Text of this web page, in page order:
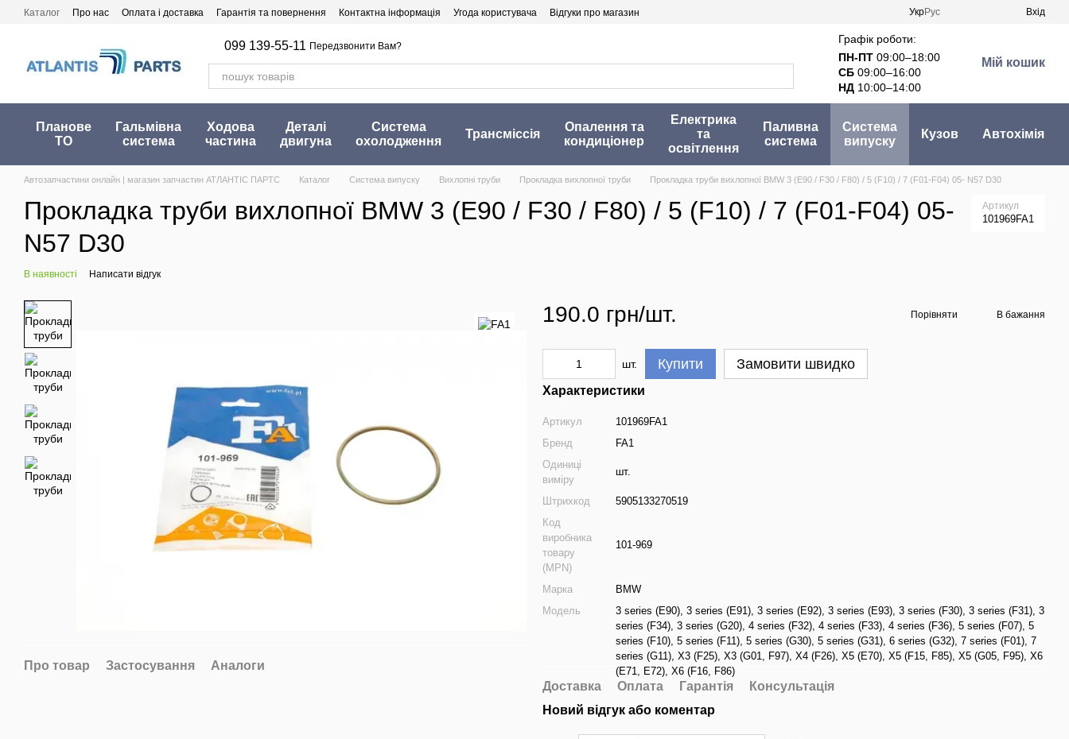
Перейти до основного контенту
Каталог Про нас Оплата і доставка Гарантія та повернення Контактна інформація Угода користувача Відгуки про магазин УкрРус Вхід
099 139-55-11 Передзвонити Вам?
Графік роботи:
ПН-ПТ 09:00–18:00
СБ 09:00–16:00
НД 10:00–14:00
Мій кошик
Планове
ТО
Гальмівна
система
Ходова
частина
Деталі
двигуна
Система
охолодження
Трансміссія
Опалення та
кондиціонер
Електрика
та
освітлення
Паливна
система
Система
випуску
Кузов Автохімія
Автозапчастини онлайн | магазин запчастин АТЛАНТІС ПАРТС Каталог Система випуску Вихлопні труби Прокладка вихлопної труби Прокладка труби вихлопної BMW 3 (E90 / F30 / F80) / 5 (F10) / 7 (F01-F04) 05- N57 D30
Прокладка труби вихлопної BMW 3 (E90 / F30 / F80) / 5 (F10) / 7 (F01-F04) 05-
N57 D30
Артикул
101969FA1
В наявності Написати відгук
Про товар Застосування Аналоги
190.0 грн/шт. Порівняти В бажання
шт. Купити Замовити швидко
Характеристики
Артикул
101969FA1
Бренд
FA1
Одиниці
виміру
шт.
Штрихкод
5905133270519
Код
виробника
товару
(MPN)
101-969
Марка
BMW
Модель
3 series (E90), 3 series (E91), 3 series (E92), 3 series (E93), 3 series (F30), 3 series (F31), 3
series (F34), 3 series (G20), 4 series (F32), 4 series (F33), 4 series (F36), 5 series (F07), 5
series (F10), 5 series (F11), 5 series (G30), 5 series (G31), 6 series (G32), 7 series (F01), 7
series (G11), X3 (F25), X3 (G01, F97), X4 (F26), X5 (E70), X5 (F15, F85), X5 (G05, F95), X6
(E71, E72), X6 (F16, F86)
Доставка Оплата Гарантія
Консультація
Новий відгук або коментар